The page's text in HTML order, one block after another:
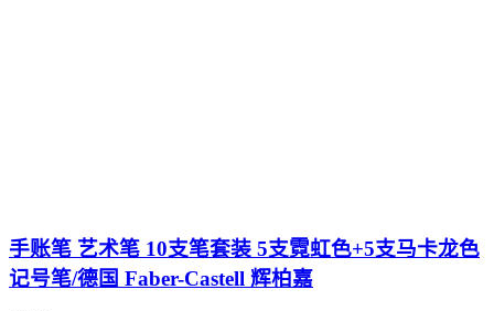
手账笔 艺术笔 10支笔套装 5支霓虹色+5支马卡龙色
记号笔/德国 Faber-Castell 辉柏嘉